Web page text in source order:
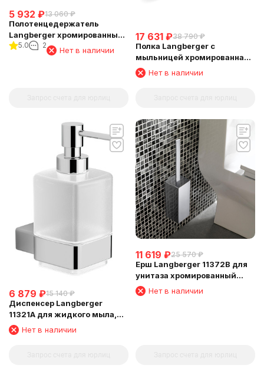
5 932 ₽13 060 ₽
Полотенцедержатель
Langberger хромированный
5.0 2
Нет в наличии
17 631 ₽38 790 ₽
Полка Langberger с
мыльницей хромированная
универсальная к стене 52 см
(решетка+решетка) 31060E
Нет в наличии
6 879 ₽15 140 ₽
Диспенсер Langberger
11321A для жидкого мыла,
стеклянный, к стене
квадратный
Нет в наличии
11 619 ₽25 570 ₽
Ерш Langberger 11372B для
унитаза хромированный
квадратный к стене
Нет в наличии